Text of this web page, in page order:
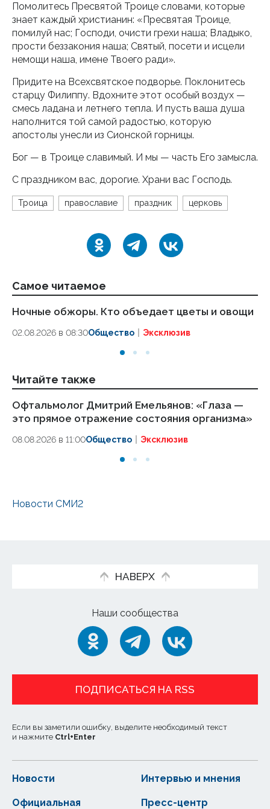
Помолитесь Пресвятой Троице словами, которые
знает каждый христианин: «Пресвятая Троице,
помилуй нас; Господи, очисти грехи наша; Владыко,
прости беззакония наша; Святый, посети и исцели
немощи наша, имене Твоего ради».
Придите на Всехсвятское подворье. Поклонитесь
старцу Филиппу. Вдохните этот особый воздух —
смесь ладана и летнего тепла. И пусть ваша душа
наполнится той самой радостью, которую
апостолы унесли из Сионской горницы.
Бог — в Троице славимый. И мы — часть Его замысла.
С праздником вас, дорогие. Храни вас Господь.
Троица православие праздник церковь
Самое читаемое
Ночные обжоры. Кто объедает цветы и овощи
02.08.2026 в 08:30Общество Эксклюзив
Читайте также
Офтальмолог Дмитрий Емельянов: «Глаза —
это прямое отражение состояния организма»
08.08.2026 в 11:00Общество Эксклюзив
Новости СМИ2
НАВЕРХ
Наши сообщества
ПОДПИСАТЬСЯ НА RSS
Если вы заметили ошибку, выделите необходимый текст
и нажмите Ctrl+Enter
Новости
Официальная
Интервью и мнения
Пресс-центр